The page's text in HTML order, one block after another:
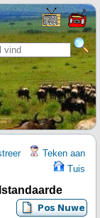
Teken aan
Tuis